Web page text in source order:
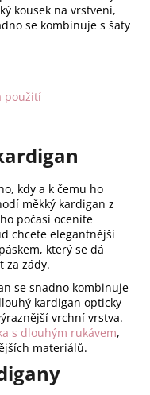
kousek na vrstvení,
se kombinuje s šaty
použití
kdy a k čemu ho
měkký kardigan z
počasí oceníte
chcete elegantnější
který se dá
za zády.
se snadno kombinuje
kardigan opticky
vrchní vrstva.
s dlouhým rukávem,
materiálů.